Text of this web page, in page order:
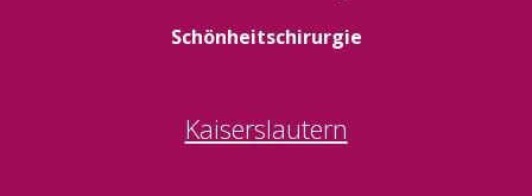
Schönheitschirurgie
Kaiserslautern